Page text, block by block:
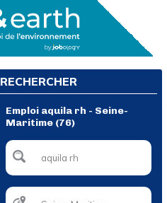
RECHERCHER
Emploi aquila rh - Seine-
Maritime (76)